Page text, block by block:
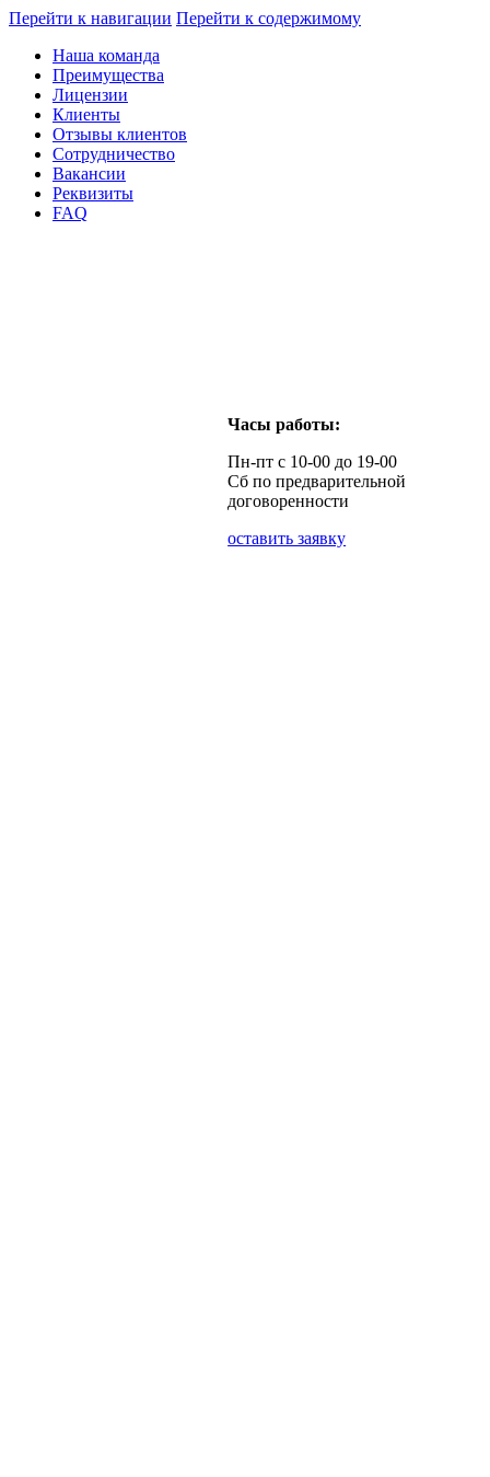
Перейти к навигации Перейти к содержимому
Наша команда
Преимущества
Лицензии
Клиенты
Отзывы клиентов
Сотрудничество
Вакансии
Реквизиты
FAQ
Часы работы:
Пн-пт с 10-00 до 19-00
Сб по предварительной
договоренности
оставить заявку